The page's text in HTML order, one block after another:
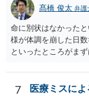
髙橋 俊太 弁護
命に別状はなかった
様が体調を崩した日
といったところがま
7 医療ミスに